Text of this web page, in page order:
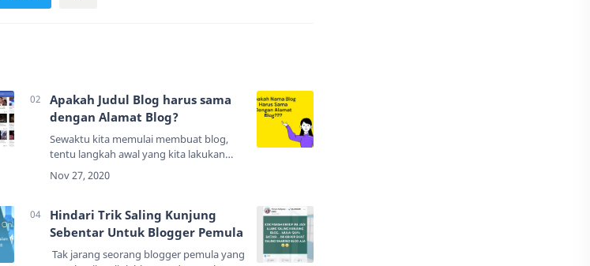
Apakah Judul Blog harus sama
dengan Alamat Blog?
Sewaktu kita memulai membuat blog,
tentu langkah awal yang kita lakukan
adalah membuat Judul/Nama Blog dan
Alamat Blog (URL Blog).Pertanyaan
Blog h…
Hindari Trik Saling Kunjung
Sebentar Untuk Blogger Pemula
Tak jarang seorang blogger pemula yang